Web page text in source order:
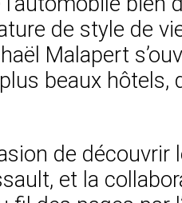
de style de
Malapert
beaux
de
et la